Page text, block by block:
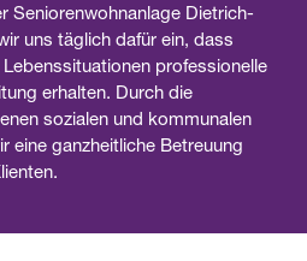
Seniorenwohnanlage Dietrich-
uns täglich dafür ein, dass
professionelle
erhalten. Durch die
sozialen und kommunalen
eine ganzheitliche Betreuung